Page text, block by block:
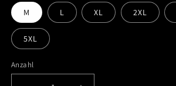
M L XL 2XL
5XL
Anzahl